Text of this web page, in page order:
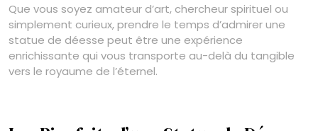
Que vous soyez amateur d’art, chercheur spirituel ou
simplement curieux, prendre le temps d’admirer une
statue de déesse peut être une expérience
enrichissante qui vous transporte au-delà du tangible
vers le royaume de l’éternel.